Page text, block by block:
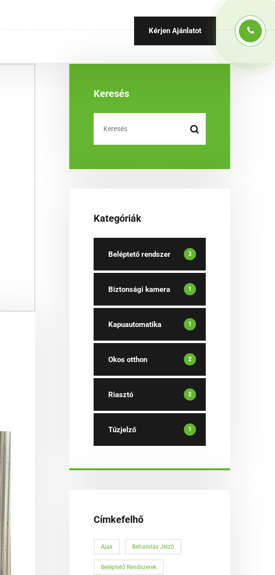
Kérjen Ajánlatot
Keresés
Kategóriák
Beléptető rendszer 3
Biztonsági kamera 1
Kapuautomatika 1
Okos otthon 2
Riasztó 2
Tűzjelző 1
Címkefelhő
Ajax Behatolás Jelző
Beléptető Rendszerek